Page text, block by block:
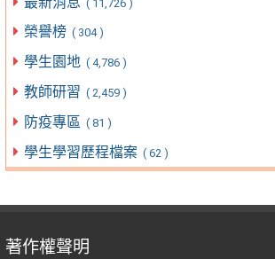
( 11,726 )
榮譽榜 ( 304 )
學生園地 ( 4,786 )
教師研習 ( 2,459 )
防疫專區 ( 81 )
學生學習歷程檔案 ( 62 )
著作權聲明